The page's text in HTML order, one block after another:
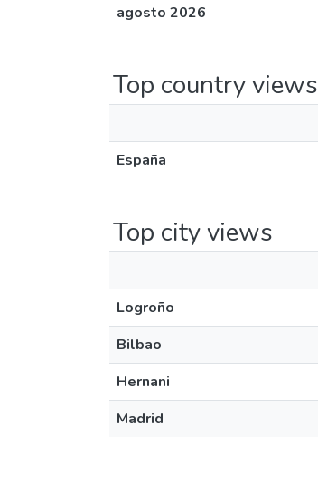
agosto 2026
Top country views
España
Top city views
Logroño
Bilbao
Hernani
Madrid